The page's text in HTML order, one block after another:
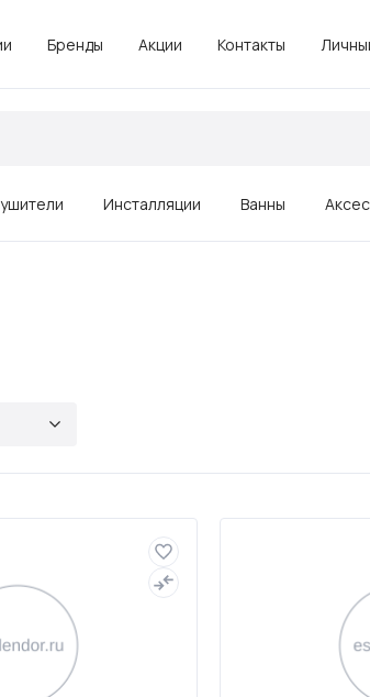
Бренды Акции Контакты
Зеркала
Полотенцесушители
Инсталляции Ванны